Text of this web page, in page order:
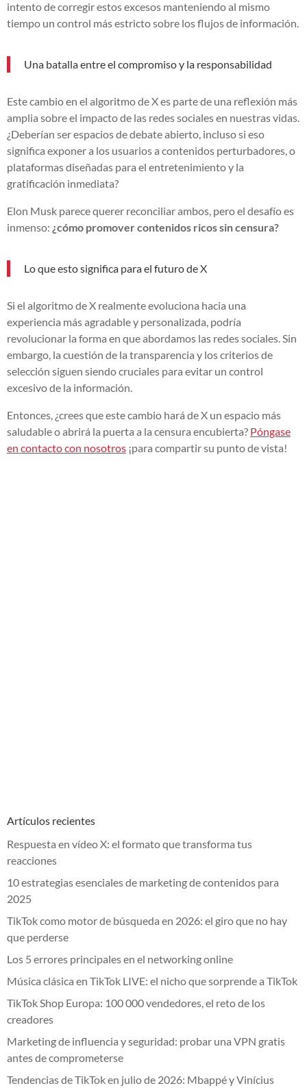
intento de corregir estos excesos manteniendo al mismo
tiempo un control más estricto sobre los flujos de información.
Una batalla entre el compromiso y la responsabilidad
Este cambio en el algoritmo de X es parte de una reflexión más
amplia sobre el impacto de las redes sociales en nuestras vidas.
¿Deberían ser espacios de debate abierto, incluso si eso
significa exponer a los usuarios a contenidos perturbadores, o
plataformas diseñadas para el entretenimiento y la
gratificación inmediata?
Elon Musk parece querer reconciliar ambos, pero el desafío es
inmenso: ¿cómo promover contenidos ricos sin censura?
Lo que esto significa para el futuro de X
Si el algoritmo de X realmente evoluciona hacia una
experiencia más agradable y personalizada, podría
revolucionar la forma en que abordamos las redes sociales. Sin
embargo, la cuestión de la transparencia y los criterios de
selección siguen siendo cruciales para evitar un control
excesivo de la información.
Entonces, ¿crees que este cambio hará de X un espacio más
saludable o abrirá la puerta a la censura encubierta? Póngase
en contacto con nosotros ¡para compartir su punto de vista!
Artículos recientes
Respuesta en vídeo X: el formato que transforma tus
reacciones
10 estrategias esenciales de marketing de contenidos para
2025
TikTok como motor de búsqueda en 2026: el giro que no hay
que perderse
Los 5 errores principales en el networking online
Música clásica en TikTok LIVE: el nicho que sorprende a TikTok
TikTok Shop Europa: 100 000 vendedores, el reto de los
creadores
Marketing de influencia y seguridad: probar una VPN gratis
antes de comprometerse
Tendencias de TikTok en julio de 2026: Mbappé y Vinícius